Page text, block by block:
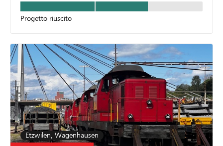
Progetto riuscito
Etzwilen, Wagenhausen